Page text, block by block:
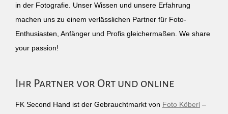
in der Fotografie. Unser Wissen und unsere Erfahrung
machen uns zu einem verlässlichen Partner für Foto-
Enthusiasten, Anfänger und Profis gleichermaßen. We share
your passion!
Ihr Partner vor Ort und online
FK Second Hand ist der Gebrauchtmarkt von Foto Köberl –